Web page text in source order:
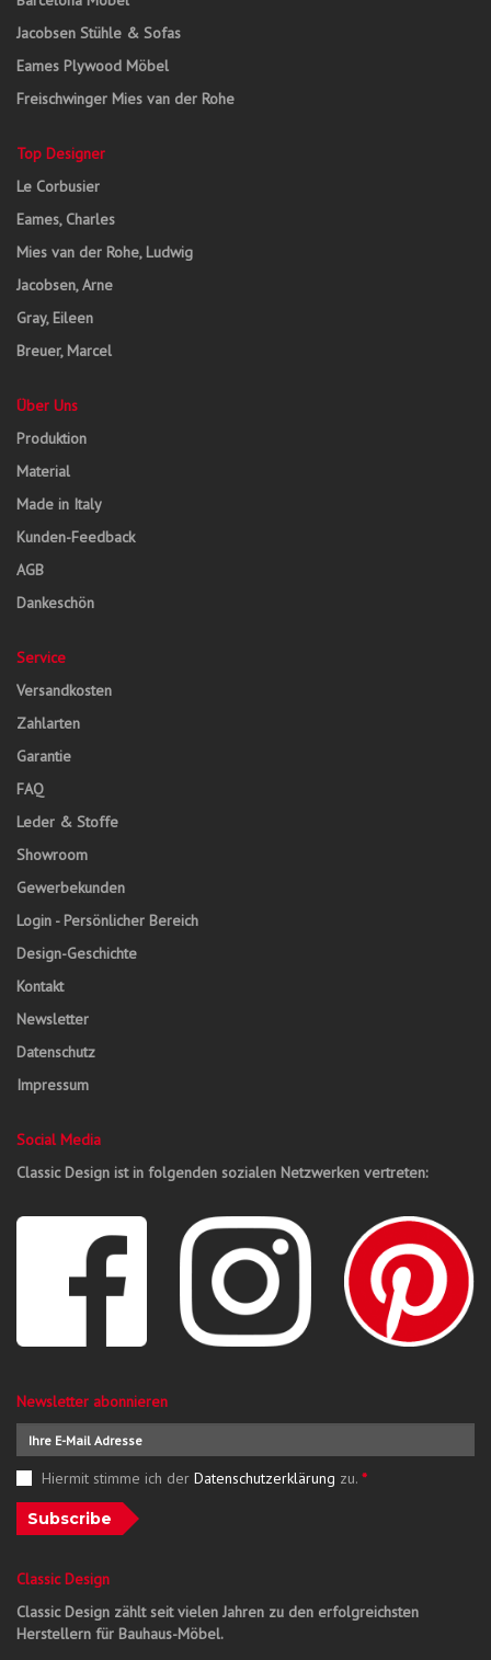
Jacobsen Stühle & Sofas
Eames Plywood Möbel
Freischwinger Mies van der Rohe
Top Designer
Le Corbusier
Eames, Charles
Mies van der Rohe, Ludwig
Jacobsen, Arne
Gray, Eileen
Breuer, Marcel
Über Uns
Produktion
Material
Made in Italy
Kunden-Feedback
AGB
Dankeschön
Service
Versandkosten
Zahlarten
Garantie
FAQ
Leder & Stoffe
Showroom
Gewerbekunden
Login - Persönlicher Bereich
Design-Geschichte
Kontakt
Newsletter
Datenschutz
Impressum
Social Media
Classic Design ist in folgenden sozialen Netzwerken vertreten:
Newsletter abonnieren
Hiermit stimme ich der Datenschutzerklärung zu. *
Subscribe
Classic Design
Classic Design zählt seit vielen Jahren zu den erfolgreichsten
Herstellern für Bauhaus-Möbel.